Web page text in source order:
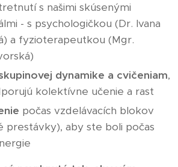
s našimi skúsenými
- s psychologičkou (Dr. Ivana
a fyzioterapeutkou (Mgr.
dynamike a cvičeniam,
kolektívne učenie a rast
počas vzdelávacích blokov
prestávky), aby ste boli počas